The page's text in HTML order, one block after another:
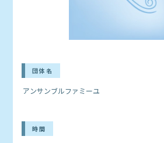
団体名
アンサンブルファミーユ
時間